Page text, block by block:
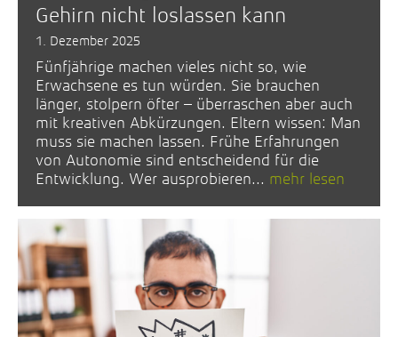
Gehirn nicht loslassen kann
1. Dezember 2025
Fünfjährige machen vieles nicht so, wie
Erwachsene es tun würden. Sie brauchen
länger, stolpern öfter – überraschen aber auch
mit kreativen Abkürzungen. Eltern wissen: Man
muss sie machen lassen. Frühe Erfahrungen
von Autonomie sind entscheidend für die
Entwicklung. Wer ausprobieren... mehr lesen